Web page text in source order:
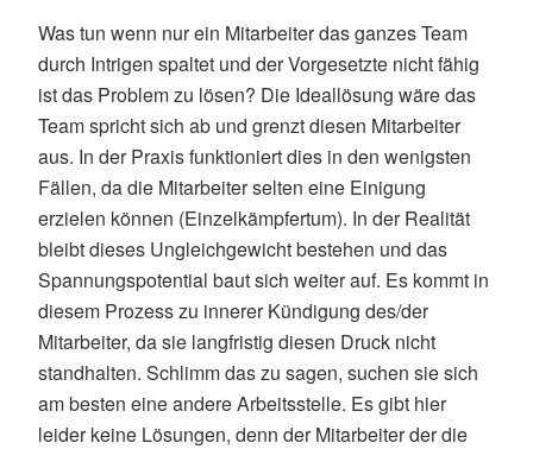
Was tun wenn nur ein Mitarbeiter das ganzes Team
durch Intrigen spaltet und der Vorgesetzte nicht fähig
ist das Problem zu lösen? Die Ideallösung wäre das
Team spricht sich ab und grenzt diesen Mitarbeiter
aus. In der Praxis funktioniert dies in den wenigsten
Fällen, da die Mitarbeiter selten eine Einigung
erzielen können (Einzelkämpfertum). In der Realität
bleibt dieses Ungleichgewicht bestehen und das
Spannungspotential baut sich weiter auf. Es kommt in
diesem Prozess zu innerer Kündigung des/der
Mitarbeiter, da sie langfristig diesen Druck nicht
standhalten. Schlimm das zu sagen, suchen sie sich
am besten eine andere Arbeitsstelle. Es gibt hier
leider keine Lösungen, denn der Mitarbeiter der die